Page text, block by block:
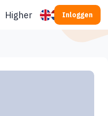
Higherlevel Inloggen